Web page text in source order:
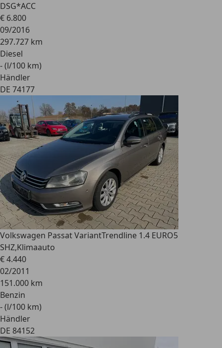
DSG*ACC
€ 6.800
09/2016
297.727 km
Diesel
- (l/100 km)
Händler
DE 74177
Volkswagen Passat VariantTrendline 1.4 EURO5
SHZ,Klimaauto
€ 4.440
02/2011
151.000 km
Benzin
- (l/100 km)
Händler
DE 84152